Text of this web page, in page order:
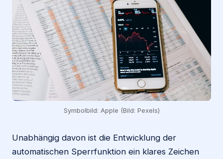
Symbolbild: Apple (Bild: Pexels)
Unabhängig davon ist die Entwicklung der
automatischen Sperrfunktion ein klares Zeichen